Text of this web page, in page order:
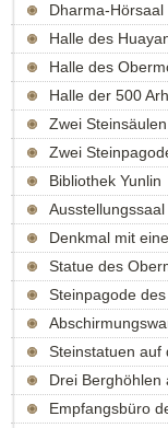
Dharma-Hörsaal
Halle des
Halle des
Halle der 500
Zwei
buddhistischen Texten
Zwei
Bibliothek Yunlin
Ausstellungssaal
Denkmal mit
KaisersStatue des
Steinpagode
Ligong
Steinstatuen auf
Drei Berghöhlen
Feilai
Empfangsbüro